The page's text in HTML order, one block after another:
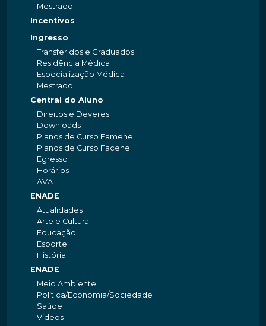
Mestrado
Incentivos
Ingresso
Transferidos e Graduados
Residência Médica
Especialização Médica
Mestrado
Central do Aluno
Direitos e Deveres
Downloads
Planos de Curso Famene
Planos de Curso Facene
Egresso
Horários
AVA
ENADE
Atualidades
Arte e Cultura
Educação
Esporte
História
ENADE
Meio Ambiente
Política/Economia/Sociedade
Saúde
Videos